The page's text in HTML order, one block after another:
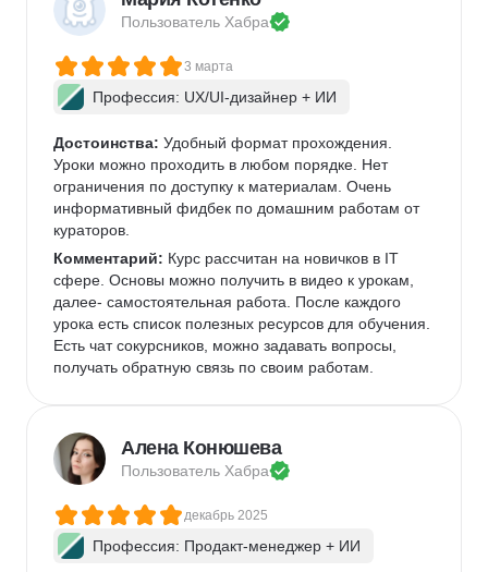
Пользователь Хабра
3 марта
Профессия: UX/UI-дизайнер + ИИ
Достоинства: Удобный формат прохождения.
Уроки можно проходить в любом порядке. Нет
ограничения по доступку к материалам. Очень
информативный фидбек по домашним работам от
кураторов.
Комментарий: Курс рассчитан на новичков в IT
сфере. Основы можно получить в видео к урокам,
далее- самостоятельная работа. После каждого
урока есть список полезных ресурсов для обучения.
Есть чат сокурсников, можно задавать вопросы,
получать обратную связь по своим работам.
Алена Конюшева
Пользователь Хабра
декабрь 2025
Профессия: Продакт-менеджер + ИИ